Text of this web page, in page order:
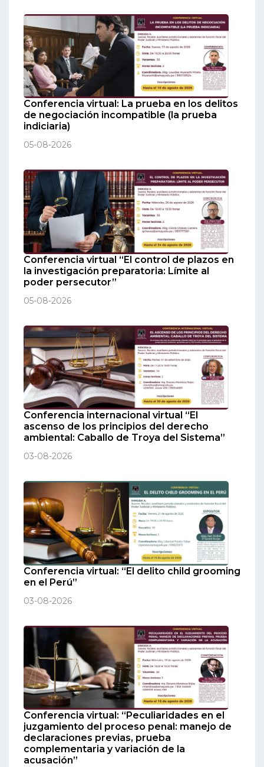
Conferencia virtual: La prueba en los delitos
de negociación incompatible (la prueba
indiciaria)
05-08-2026
Conferencia virtual “El control de plazos en
la investigación preparatoria: Límite al
poder persecutor”
05-08-2026
Conferencia internacional virtual “El
ascenso de los principios del derecho
ambiental: Caballo de Troya del Sistema”
03-08-2026
Conferencia virtual: “El delito child grooming
en el Perú”
03-08-2026
Conferencia virtual: “Peculiaridades en el
juzgamiento del proceso penal: manejo de
declaraciones previas, prueba
complementaria y variación de la
acusación”